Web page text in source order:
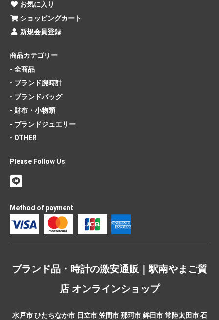
お気に入り
ショッピングカート
新規会員登録
商品カテゴリー
- 全商品
- ブランド腕時計
- ブランドバッグ
- 財布・小物類
- ブランドジュエリー
- OTHER
Please Follow Us.
Method of payment
ブランド品・時計の激安通販｜駅南やまご質
店 オンラインショップ
水戸市 ひたちなか市 日立市 笠間市 那珂市 鉾田市 常陸太田市 石